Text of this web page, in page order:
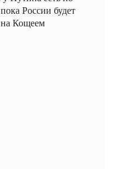
России будет
Кощеем